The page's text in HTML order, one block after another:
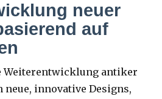
neuer
auf
Weiterentwicklung antiker
neue, innovative Designs,